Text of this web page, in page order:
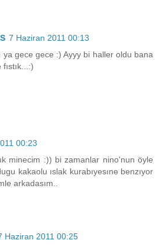
7 Haziran 2011 00:13
ya gece gece :) Ayyy bi haller oldu bana
00:23
minecim :)) bi zamanlar nino'nun öyle
kakaolu ıslak kurabıyesıne benzıyor
arkadasım..
Haziran 2011 00:25